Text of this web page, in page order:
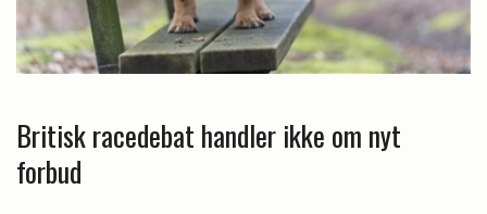
Britisk racedebat handler ikke om nyt
forbud